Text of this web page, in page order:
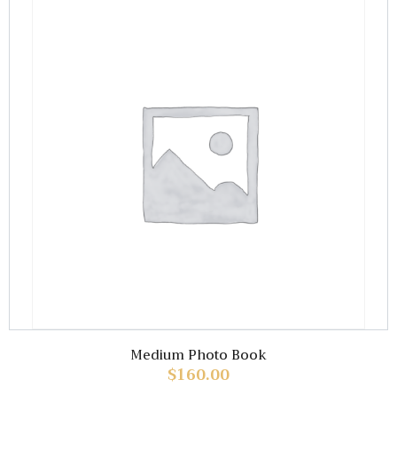
Medium Photo Book
$160.00